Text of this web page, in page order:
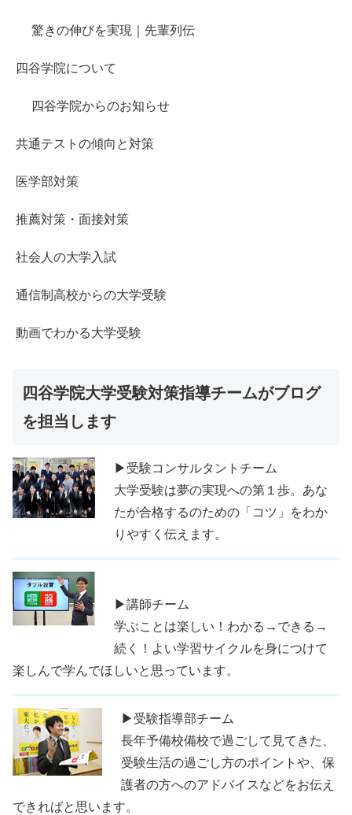
驚きの伸びを実現｜先輩列伝
四谷学院について
四谷学院からのお知らせ
共通テストの傾向と対策
医学部対策
推薦対策・面接対策
社会人の大学入試
通信制高校からの大学受験
動画でわかる大学受験
四谷学院大学受験対策指導チームがブログ
を担当します
▶受験コンサルタントチーム
大学受験は夢の実現への第１歩。あな
たが合格するのための「コツ」をわか
りやすく伝えます。
▶講師チーム
学ぶことは楽しい！わかる→できる→
続く！よい学習サイクルを身につけて
楽しんで学んでほしいと思っています。
▶受験指導部チーム
長年予備校備校で過ごして見てきた、
受験生活の過ごし方のポイントや、保
護者の方へのアドバイスなどをお伝え
できればと思います。